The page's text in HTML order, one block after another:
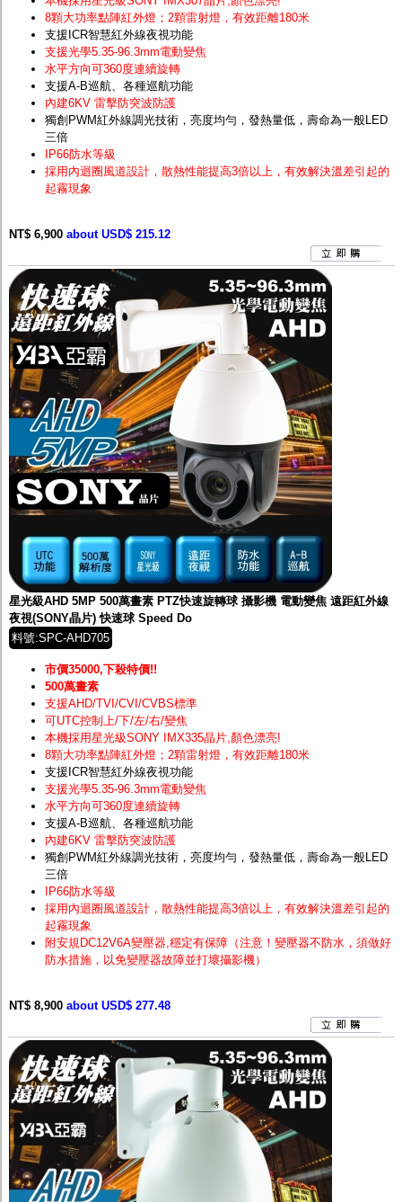
8顆大功率點陣紅外燈；2顆雷射燈，有效距離180米
支援ICR智慧紅外線夜視功能
支援光學5.35-96.3mm電動變焦
水平方向可360度連續旋轉
支援A-B巡航、各種巡航功能
內建6KV 雷擊防突波防護
獨創PWM紅外線調光技術，亮度均勻，發熱量低，壽命為一般LED
三倍
IP66防水等級
採用內迴圈風道設計，散熱性能提高3倍以上，有效解決溫差引起的
起霧現象
NT$ 6,900 about USD$ 215.12
星光級AHD 5MP 500萬畫素 PTZ快速旋轉球 攝影機 電動變焦 遠距紅外線
夜視(SONY晶片) 快速球 Speed Do
料號:SPC-AHD705
市價35000,下殺特價!!
500萬畫素
支援AHD/TVI/CVI/CVBS標準
可UTC控制上/下/左/右/變焦
本機採用星光級SONY IMX335晶片,顏色漂亮!
8顆大功率點陣紅外燈；2顆雷射燈，有效距離180米
支援ICR智慧紅外線夜視功能
支援光學5.35-96.3mm電動變焦
水平方向可360度連續旋轉
支援A-B巡航、各種巡航功能
內建6KV 雷擊防突波防護
獨創PWM紅外線調光技術，亮度均勻，發熱量低，壽命為一般LED
三倍
IP66防水等級
採用內迴圈風道設計，散熱性能提高3倍以上，有效解決溫差引起的
起霧現象
附安規DC12V6A變壓器,穩定有保障（注意！變壓器不防水，須做好
防水措施，以免變壓器故障並打壞攝影機）
NT$ 8,900 about USD$ 277.48